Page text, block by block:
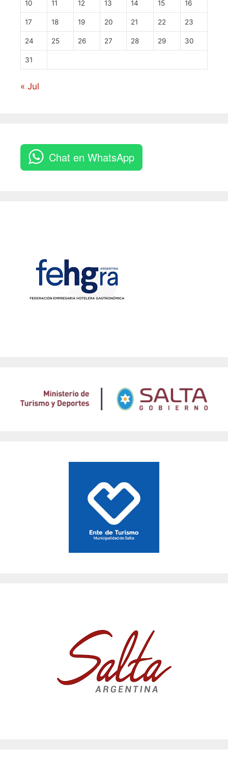
10 11 12 13 14 15 16
17 18 19 20 21 22 23
24 25 26 27 28 29 30
31
« Jul
Chat en WhatsApp